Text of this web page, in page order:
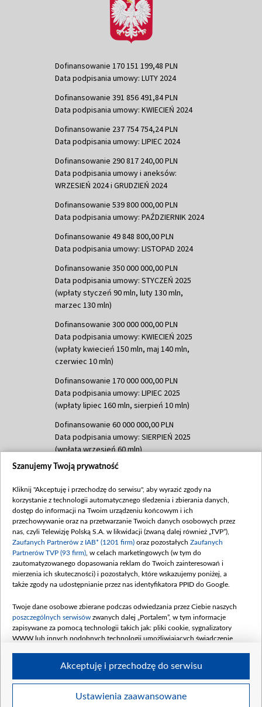
Dofinansowanie 170 151 199,48 PLN
Data podpisania umowy: LUTY 2024
Dofinansowanie 391 856 491,84 PLN
Data podpisania umowy: KWIECIEŃ 2024
Dofinansowanie 237 754 754,24 PLN
Data podpisania umowy: LIPIEC 2024
Dofinansowanie 290 817 240,00 PLN
Data podpisania umowy i aneksów:
WRZESIEŃ 2024 i GRUDZIEŃ 2024
Dofinansowanie 539 800 000,00 PLN
Data podpisania umowy: PAŹDZIERNIK 2024
Dofinansowanie 49 848 800,00 PLN
Data podpisania umowy: LISTOPAD 2024
Dofinansowanie 350 000 000,00 PLN
Data podpisania umowy: STYCZEŃ 2025
(wpłaty styczeń 90 mln, luty 130 mln,
marzec 130 mln)
Dofinansowanie 300 000 000,00 PLN
Data podpisania umowy: KWIECIEŃ 2025
(wpłaty kwiecień 150 mln, maj 140 mln,
czerwiec 10 mln)
Dofinansowanie 170 000 000,00 PLN
Data podpisania umowy: LIPIEC 2025
(wpłaty lipiec 160 mln, sierpień 10 mln)
Dofinansowanie 60 000 000,00 PLN
Data podpisania umowy: SIERPIEŃ 2025
(wpłata wrzesień 60 mln)
Dofinansowanie 635 783 051,21 PLN
(wpłata wrzesień 100 mln, październik 350
mln, listopad 265 mln)
Dofinansowanie 48 862 000,00 PLN
Data podpisania umowy: GRUDZIEŃ 2025
(wpłata grudzień 60,548 mln)
Dofinansowanie 900 000 000,00 PLN
Data podpisania umowy: LUTY 2026 (wpłata
kwiecień 180 mln, 7 maja 180 mln, 8
czerwca 90 mln)
Dofinansowanie 250 000 000,00 PLN
4 sierpnia 250 mln
Szanujemy Twoją prywatność
Kliknij "Akceptuję i przechodzę do serwisu", aby wyrazić zgody na
korzystanie z technologii automatycznego śledzenia i zbierania danych,
dostęp do informacji na Twoim urządzeniu końcowym i ich
przechowywanie oraz na przetwarzanie Twoich danych osobowych przez
nas, czyli Telewizję Polską S.A. w likwidacji (zwaną dalej również „TVP”),
Zaufanych Partnerów z IAB* (1201 firm) oraz pozostałych Zaufanych
Partnerów TVP (93 firm) , w celach marketingowych (w tym do
zautomatyzowanego dopasowania reklam do Twoich zainteresowań i
mierzenia ich skuteczności) i pozostałych, które wskazujemy poniżej, a
także zgody na udostępnianie przez nas identyfikatora PPID do Google.
Twoje dane osobowe zbierane podczas odwiedzania przez Ciebie naszych
poszczególnych serwisów zwanych dalej „Portalem”, w tym informacje
zapisywane za pomocą technologii takich jak: pliki cookie, sygnalizatory
WWW lub innych podobnych technologii umożliwiających świadczenie
Twoje dane osobowe zbierane podczas odwiedzania przez Ciebie
Ustawienia zaawansowane
Akceptuję i przechodzę do serwisu